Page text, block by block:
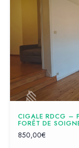
CIGALE RDCG –
FORÊT DE
850,00€